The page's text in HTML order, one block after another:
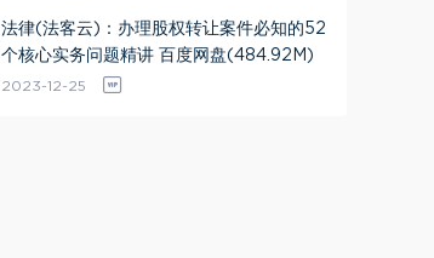
法律(法客云)：办理股权转让案件必知的52
个核心实务问题精讲 百度网盘(484.92M)
2023-12-25